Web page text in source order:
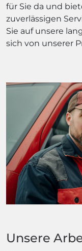
für Sie da und
zuverlässigen
Sie auf unsere
sich von unserer
Unsere